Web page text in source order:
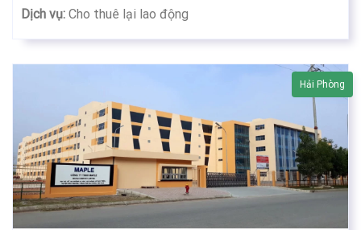
Dịch vụ: Cho thuê lại lao động
Hải Phòng